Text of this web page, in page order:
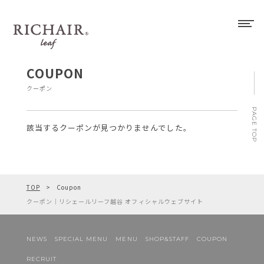
COUPON
クーポン
該当するクーポンが見つかりませんでした。
TOP
Coupon
クーポン｜リシェールリーフ越谷 オフィシャルウェブサイト
NEWS SPECIAL MENU MENU SHOP&STAFF COUPON
RECRUIT
PAGE TOP